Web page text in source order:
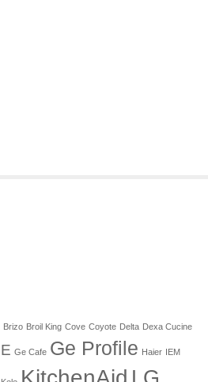
Brizo Broil King Cove Coyote Delta Dexa Cucine
Ge Cafe Ge Profile Haier IEM